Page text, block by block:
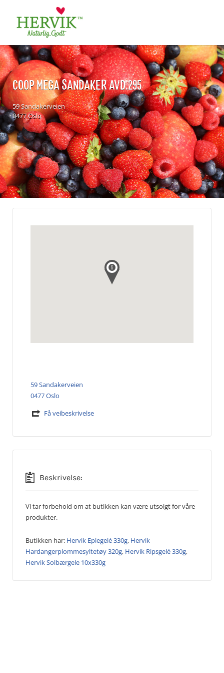
for:
COOP MEGA SANDAKER AVD.295
59 Sandakerveien
0477 Oslo
59 Sandakerveien
0477 Oslo
Få veibeskrivelse
Beskrivelse:
Vi tar forbehold om at butikken kan være utsolgt for våre
produkter.
Butikken har: Hervik Eplegelé 330g, Hervik
Hardangerplommesyltetøy 320g, Hervik Ripsgelé 330g,
Hervik Solbærgele 10x330g